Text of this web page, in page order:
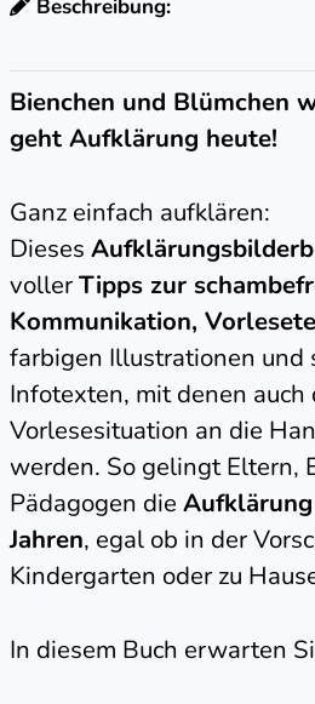
Beschreibung:
Bienchen und Blümchen
geht Aufklärung heute!
Ganz einfach aufklären:
Dieses
vollerTipps zur
Kommunikation,
farbigen Illustrationen und
Infotexten, mit denen
Vorlesesituation an die
werden. So gelingt Eltern,
Pädagogen die
Jahren, egal ob in der
Kindergarten oder zu
In diesem Buch erwarten